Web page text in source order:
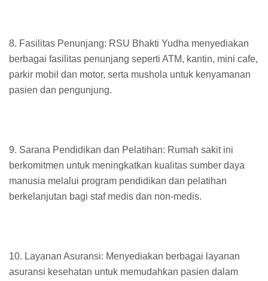
8. Fasilitas Penunjang: RSU Bhakti Yudha menyediakan
berbagai fasilitas penunjang seperti ATM, kantin, mini cafe,
parkir mobil dan motor, serta mushola untuk kenyamanan
pasien dan pengunjung.
9. Sarana Pendidikan dan Pelatihan: Rumah sakit ini
berkomitmen untuk meningkatkan kualitas sumber daya
manusia melalui program pendidikan dan pelatihan
berkelanjutan bagi staf medis dan non-medis.
10. Layanan Asuransi: Menyediakan berbagai layanan
asuransi kesehatan untuk memudahkan pasien dalam